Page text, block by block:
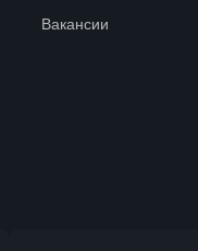
Вакансии